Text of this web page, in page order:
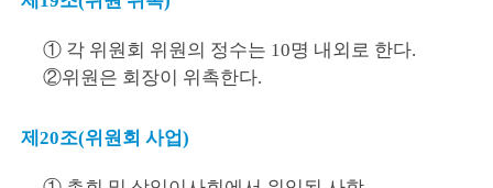
① 각 위원회 위원의 정수는 10명 내외로 한다.
②위원은 회장이 위촉한다.
제20조(위원회 사업)